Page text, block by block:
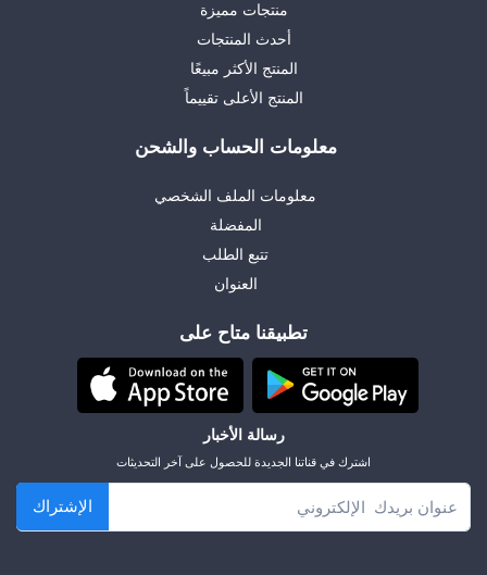
منتجات مميزة
أحدث المنتجات
المنتج الأكثر مبيعًا
المنتج الأعلى تقييماً
معلومات الحساب والشحن
معلومات الملف الشخصي
المفضلة
تتبع الطلب
العنوان
تطبيقنا متاح على
رسالة الأخبار
اشترك في قناتنا الجديدة للحصول على آخر التحديثات
الإشتراك